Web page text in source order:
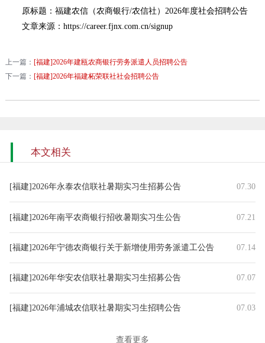
原标题：福建农信（农商银行/农信社）2026年度社会招聘公告
文章来源：https://career.fjnx.com.cn/signup
上一篇： [福建]2026年建瓯农商银行劳务派遣人员招聘公告
下一篇： [福建]2026年福建柘荣联社社会招聘公告
本文相关
[福建]2026年永泰农信联社暑期实习生招募公告 07.30
[福建]2026年南平农商银行招收暑期实习生公告 07.21
[福建]2026年宁德农商银行关于新增使用劳务派遣工公告 07.14
[福建]2026年华安农信联社暑期实习生招募公告 07.07
[福建]2026年浦城农信联社暑期实习生招聘公告 07.03
[福建]2026年莆田农商银行总行营业综合楼保安招聘公告
查看更多